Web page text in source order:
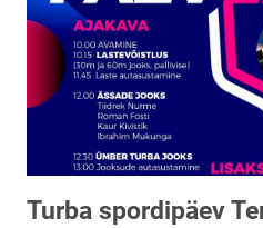
Turba spordipäev